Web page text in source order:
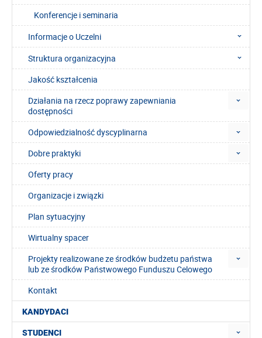
Konferencje i seminaria
Informacje o Uczelni
Struktura organizacyjna
Jakość kształcenia
Działania na rzecz poprawy zapewniania
dostępności
Odpowiedzialność dyscyplinarna
Dobre praktyki
Oferty pracy
Organizacje i związki
Plan sytuacyjny
Wirtualny spacer
Projekty realizowane ze środków budżetu państwa
lub ze środków Państwowego Funduszu Celowego
Kontakt
KANDYDACI
STUDENCI